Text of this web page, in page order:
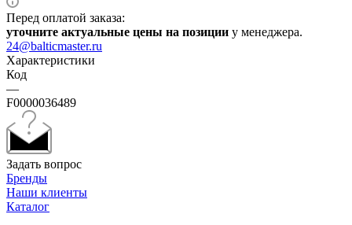
Перед оплатой заказа:
уточните актуальные цены на позиции у менеджера.
24@balticmaster.ru
Характеристики
Код
—
F0000036489
Задать вопрос
Бренды
Наши клиенты
Каталог